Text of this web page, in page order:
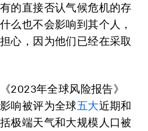
的直接否认气候危机的存
么也不会影响到其个人，
心，因为他们已经在采取
2023年全球风险报告》
响被评为全球五大近期和
极端天气和大规模人口被